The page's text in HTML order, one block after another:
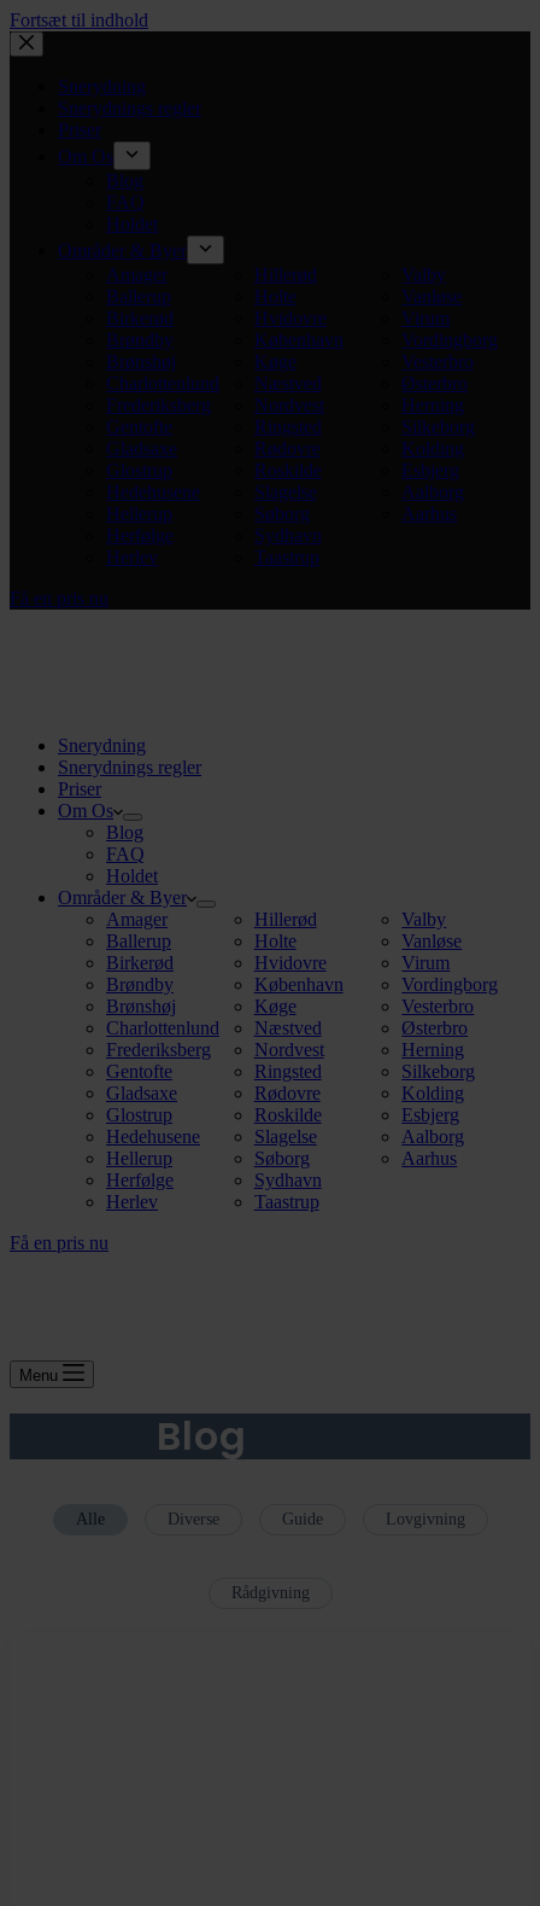
Fortsæt til indhold
Snerydning
Snerydnings regler
Priser
Om Os
Blog
FAQ
Holdet
Områder & Byer
Amager
Ballerup
Birkerød
Brøndby
Brønshøj
Charlottenlund
Frederiksberg
Gentofte
Gladsaxe
Glostrup
Hedehusene
Hellerup
Herfølge
Herlev
Hillerød
Holte
Hvidovre
København
Køge
Næstved
Nordvest
Ringsted
Rødovre
Roskilde
Slagelse
Søborg
Sydhavn
Taastrup
Valby
Vanløse
Virum
Vordingborg
Vesterbro
Østerbro
Herning
Silkeborg
Kolding
Esbjerg
Aalborg
Aarhus
Få en pris nu
Snerydning
Snerydnings regler
Priser
Om Os
Blog
FAQ
Holdet
Områder & Byer
Amager
Ballerup
Birkerød
Brøndby
Brønshøj
Charlottenlund
Frederiksberg
Gentofte
Gladsaxe
Glostrup
Hedehusene
Hellerup
Herfølge
Herlev
Hillerød
Holte
Hvidovre
København
Køge
Næstved
Nordvest
Ringsted
Rødovre
Roskilde
Slagelse
Søborg
Sydhavn
Taastrup
Valby
Vanløse
Virum
Vordingborg
Vesterbro
Østerbro
Herning
Silkeborg
Kolding
Esbjerg
Aalborg
Aarhus
Få en pris nu
Menu
Blog
Alle Diverse Guide Lovgivning
Rådgivning